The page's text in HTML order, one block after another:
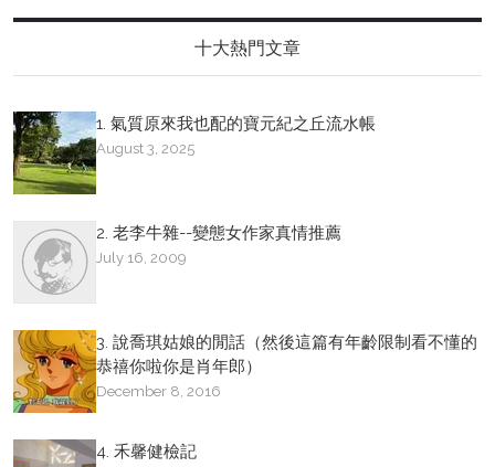
十大熱門文章
1. 氣質原來我也配的寶元紀之丘流水帳
August 3, 2025
2. 老李牛雜--變態女作家真情推薦
July 16, 2009
3. 說喬琪姑娘的閒話（然後這篇有年齡限制看不懂的
恭禧你啦你是肖年郎）
December 8, 2016
4. 禾馨健檢記